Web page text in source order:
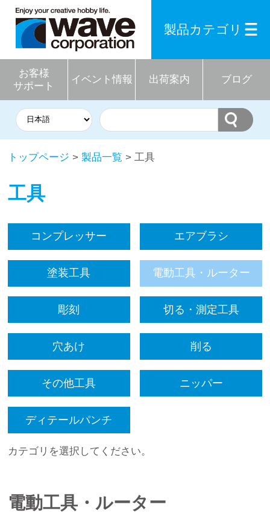
お客様
サポート
イベント情報 出荷案内 ブログ
製品カテゴリ
トップページ > 製品一覧 > 工具
工具
コンプレッサー エアブラシ
塗装工具 電動工具・ルーター
彫刻 切る・測定工具
穴あけ 削る
その他工具 ニッパー
ディテールパンチ
カテゴリを選択してください。
電動工具・ルーター